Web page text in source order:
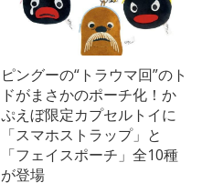
ピングーの“トラウマ回”のト
ドがまさかのポーチ化！か
ぷえぼ限定カプセルトイに
「スマホストラップ」と
「フェイスポーチ」全10種
が登場